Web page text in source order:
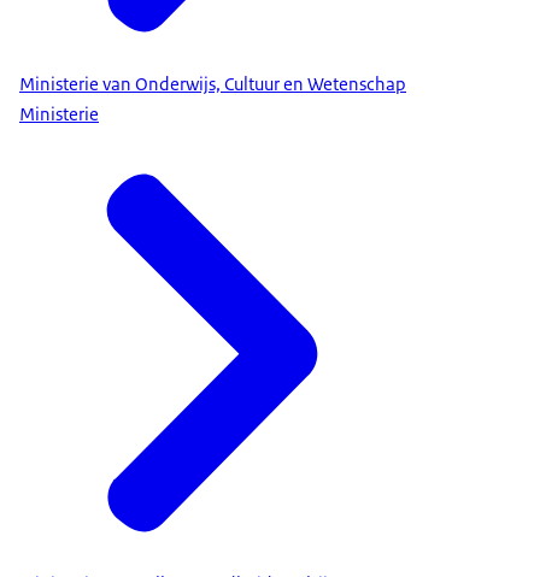
Ministerie van Onderwijs, Cultuur en Wetenschap
Ministerie